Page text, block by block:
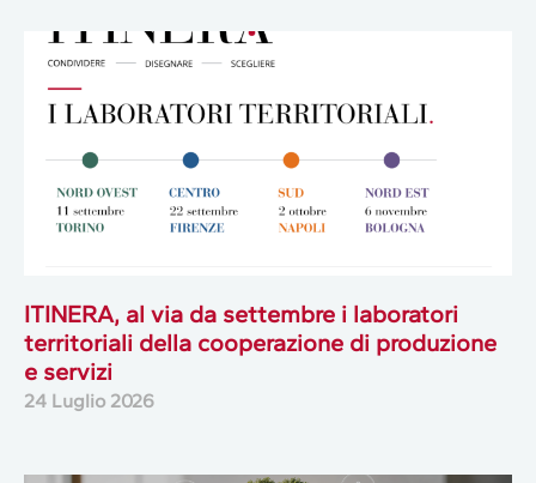
ITINERA, al via da settembre i laboratori
territoriali della cooperazione di produzione
e servizi
24 Luglio 2026